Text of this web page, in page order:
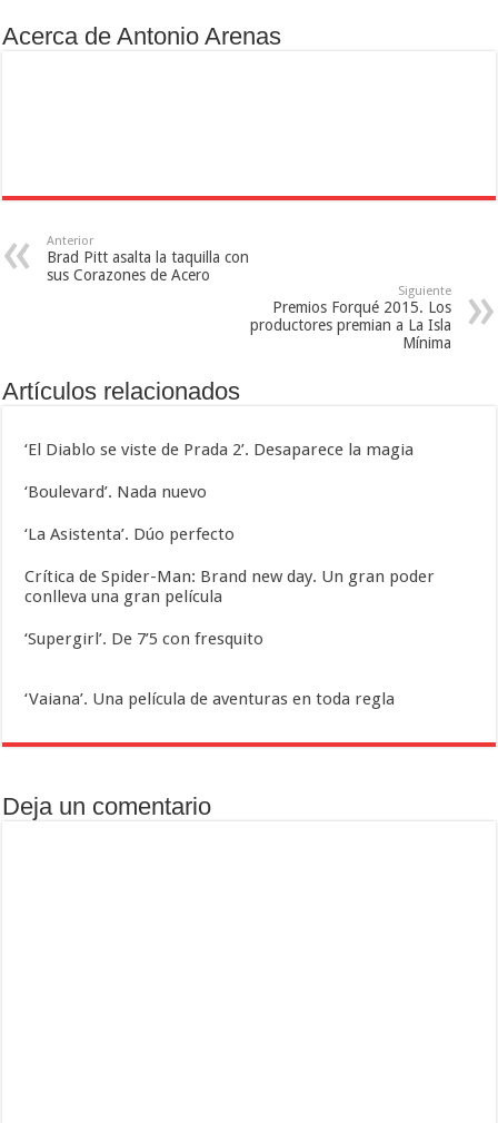
Acerca de Antonio Arenas
Anterior
Brad Pitt asalta la taquilla con
sus Corazones de Acero
Siguiente
Premios Forqué 2015. Los
productores premian a La Isla
Mínima
Artículos relacionados
‘El Diablo se viste de Prada 2’. Desaparece la magia
‘Boulevard’. Nada nuevo
‘La Asistenta’. Dúo perfecto
Crítica de Spider-Man: Brand new day. Un gran poder
conlleva una gran película
‘Supergirl’. De 7’5 con fresquito
‘Vaiana’. Una película de aventuras en toda regla
Deja un comentario